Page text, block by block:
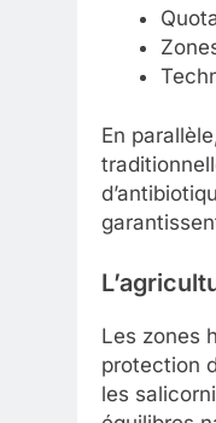
En
Les zones
protection
les